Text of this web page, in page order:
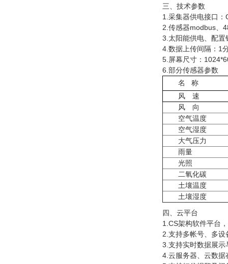
三、技术参数
1.采集器供电接口
2.传感器modbus、
3.太阳能供电、配
4.数据上传间隔：1
5.屏幕尺寸：
6.部分传感器参数
名 称
风 速
风 向
空气温度
空气湿度
大气压力
雨量
光照
二氧化碳
土壤温度
土壤湿度
四、云平台
1.CS架构软件平台
2.支持多帐号、多设
3.支持实时数据展
4.云服务器、云数